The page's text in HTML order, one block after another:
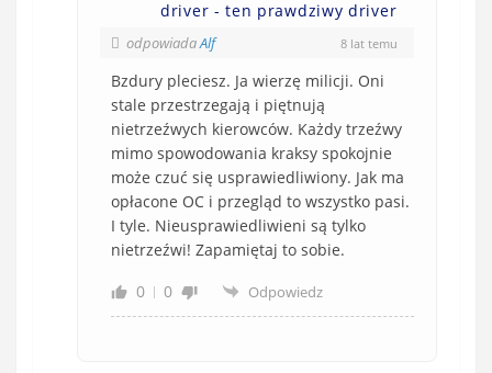
driver - ten prawdziwy driver
odpowiadaAlf 8 lat temu
Bzdury pleciesz. Ja wierzę milicji. Oni
stale przestrzegają i piętnują
nietrzeźwych kierowców. Każdy trzeźwy
mimo spowodowania kraksy spokojnie
może czuć się usprawiedliwiony. Jak ma
opłacone OC i przegląd to wszystko pasi.
I tyle. Nieusprawiedliwieni są tylko
nietrzeźwi! Zapamiętaj to sobie.
0
0 Odpowiedz